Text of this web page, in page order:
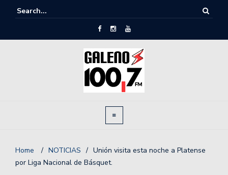
Home / NOTICIAS / Unión visita esta noche a Platense
por Liga Nacional de Básquet.